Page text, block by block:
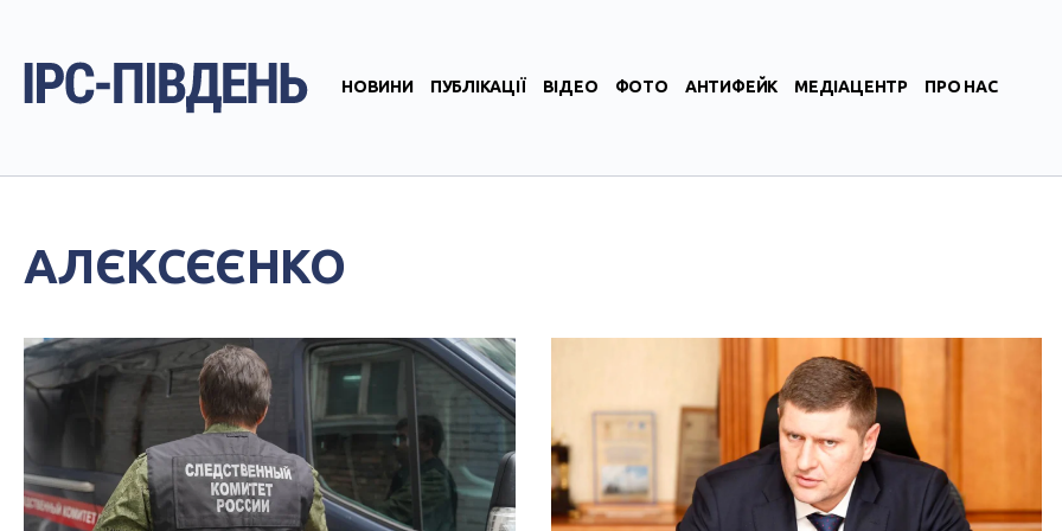
НОВИНИ ПУБЛІКАЦІЇ ВІДЕО ФОТО АНТИФЕЙК МЕДІАЦЕНТР ПРО НАС
АЛЄКСЄЄНКО